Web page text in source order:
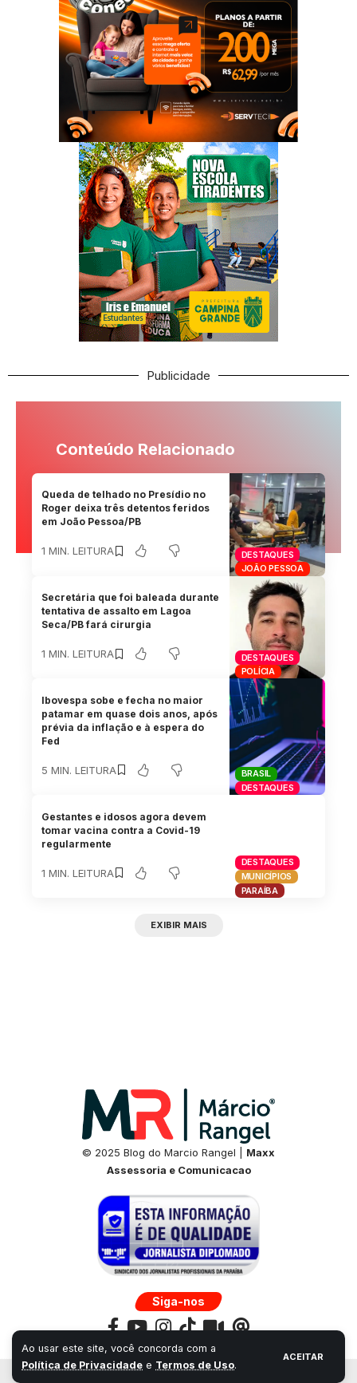
Ao usar este site, você concorda com a
Política de Privacidade e Termos de Uso.
ACEITAR
Publicidade
Conteúdo Relacionado
DESTAQUES
JOÃO PESSOA
Queda de telhado no Presídio no
Roger deixa três detentos feridos
em João Pessoa/PB
1 MIN. LEITURA
DESTAQUES
POLÍCIA
Secretária que foi baleada durante
tentativa de assalto em Lagoa
Seca/PB fará cirurgia
1 MIN. LEITURA
BRASIL
DESTAQUES
Ibovespa sobe e fecha no maior
patamar em quase dois anos, após
prévia da inflação e à espera do
Fed
5 MIN. LEITURA
DESTAQUES
MUNICÍPIOS
PARAÍBA
Gestantes e idosos agora devem
tomar vacina contra a Covid-19
regularmente
1 MIN. LEITURA
EXIBIR MAIS
© 2025 Blog do Marcio Rangel | Maxx
Assessoria e Comunicacao
Siga-nos
Desenvolvido por:Universo Next